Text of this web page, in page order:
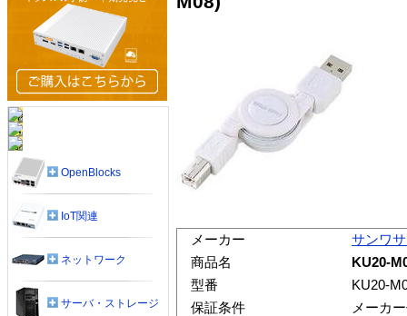
メーカー
サンワ
商品名
KU20-
型番
KU20-
保証条件
メーカ
OpenBlocks
IoT関連
ネットワーク
サーバ・ストレージ